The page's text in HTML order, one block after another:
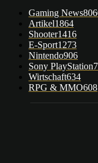
Gaming News
Artikel1864
Shooter1416
E-Sport1273
Nintendo906
Sony PlayStation
Wirtschaft634
RPG & MMO608